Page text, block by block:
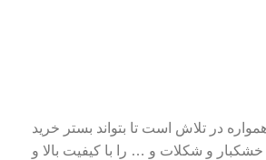
در تلاش است تا بتواند بستر خرید
خشکبار و شکلات و … را با کیفیت بالا و